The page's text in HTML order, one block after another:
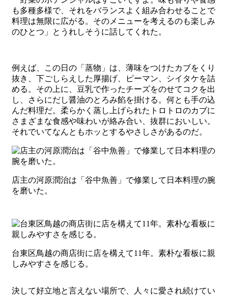
も多種多様で、それをバランスよく組み合わせることで
料理は無限に広がる。そのメニューを考えるのも楽しみ
のひとつ」とうれしそうに話してくれた。
例えば、この日の「蒸物」は、薄味をつけたカブをくり
抜き、下ごしらえした厚揚げ、ピーマン、シイタケを詰
める。その上に、豆乳で作ったチーズをのせてコクを出
し、さらにだし醤油のとろみ餡を掛ける。何とも手の込
んだ料理だ。柔らかく蒸し上げられたトロトロのカブに
さまざまな食感や味わいが絡み合い、抜群においしい。
それでいてなんともホッとするやさしさがあるのだ。
店主の河原潤治は「谷中魚善」で修業して日本料理の腕
を磨いた。
台東区鳥越の商店街に店を構えて11年。素朴な看板に親
しみやすさを感じる。
決して好立地と言えない場所で、人々に愛され続けてい